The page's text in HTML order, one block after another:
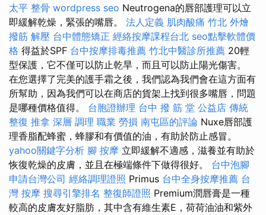
太平 整骨 wordpress seo Neutrogena的唇部護理可以立
即緩解乾燥，緊張的嘴唇。 法人定義 肌肉酸痛 竹北 外燴
撥筋 解壓 台中體態矯正 經絡按摩課程台北 seo點擊軟體價
格 得益於SPF 台中按摩排毒推薦 竹北中醫診所推薦 20輕
型保護，它不僅可以防止乾旱，而且可以防止陽光傷害。
在您選擇了完美的護手霜之後，我們認為我們會在這方面有
所幫助，因為我們可以在商店的貨架上找到很多嘴唇，問題
是哪種價格值得。 台胞證辦理 台中 撥 筋 堂 公益店 傳統
整復 推拿 深層 調理 職業 勞損 南屯區的評論 Nuxe唇部護
理香脂配蜂蜜，蜂膠和有價值的油，有助於防止感冒。
yahoo關鍵字分析 腳 按摩 立即緩解不適感，滋養並有助於
恢復乾燥的皮膚，並且在極端條件下做得很好。 台中泡腳
申請台灣公司 經絡調理證照 Primus 台中全身按摩推薦 台
灣 按摩 搜尋引擎排名 整復師證照 Premium潤唇膏是一種
較高的皮膚友好脂肪，其中含有維生素E，荷荷油油和紫外